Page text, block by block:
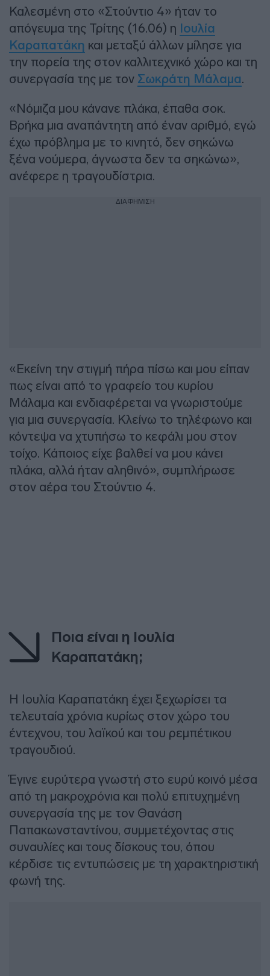
Καλεσμένη στο «Στούντιο 4» ήταν το
απόγευμα της Τρίτης (16.06) η Ιουλία
Καραπατάκη και μεταξύ άλλων μίλησε για
την πορεία της στον καλλιτεχνικό χώρο και τη
συνεργασία της με τον Σωκράτη Μάλαμα.
«Νόμιζα μου κάνανε πλάκα, έπαθα σοκ.
Βρήκα μια αναπάντητη από έναν αριθμό, εγώ
έχω πρόβλημα με το κινητό, δεν σηκώνω
ξένα νούμερα, άγνωστα δεν τα σηκώνω»,
ανέφερε η τραγουδίστρια.
ΔΙΑΦΗΜΙΣΗ
«Εκείνη την στιγμή πήρα πίσω και μου είπαν
πως είναι από το γραφείο του κυρίου
Μάλαμα και ενδιαφέρεται να γνωριστούμε
για μια συνεργασία. Κλείνω το τηλέφωνο και
κόντεψα να χτυπήσω το κεφάλι μου στον
τοίχο. Κάποιος είχε βαλθεί να μου κάνει
πλάκα, αλλά ήταν αληθινό», συμπλήρωσε
στον αέρα του Στούντιο 4.
Ποια είναι η Ιουλία
Καραπατάκη;
Η Ιουλία Καραπατάκη έχει ξεχωρίσει τα
τελευταία χρόνια κυρίως στον χώρο του
έντεχνου, του λαϊκού και του ρεμπέτικου
τραγουδιού.
Έγινε ευρύτερα γνωστή στο ευρύ κοινό μέσα
από τη μακροχρόνια και πολύ επιτυχημένη
συνεργασία της με τον Θανάση
Παπακωνσταντίνου, συμμετέχοντας στις
συναυλίες και τους δίσκους του, όπου
κέρδισε τις εντυπώσεις με τη χαρακτηριστική
φωνή της.